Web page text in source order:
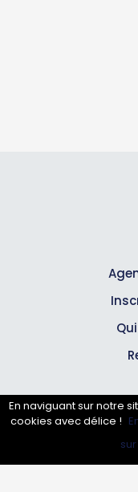
Annuaire
En naviguant sur notre
cookies avec délice !